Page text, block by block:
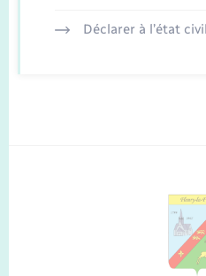
Déclarer à l’état civil